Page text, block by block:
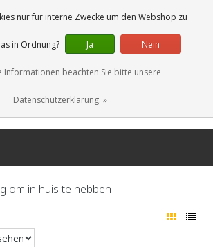
0 Artikel
om in huis te hebben
nur für interne Zwecke um den Webshop zu
in Ordnung? Ja Nein
Informationen beachten Sie bitte unsere
Datenschutzerklärung. »